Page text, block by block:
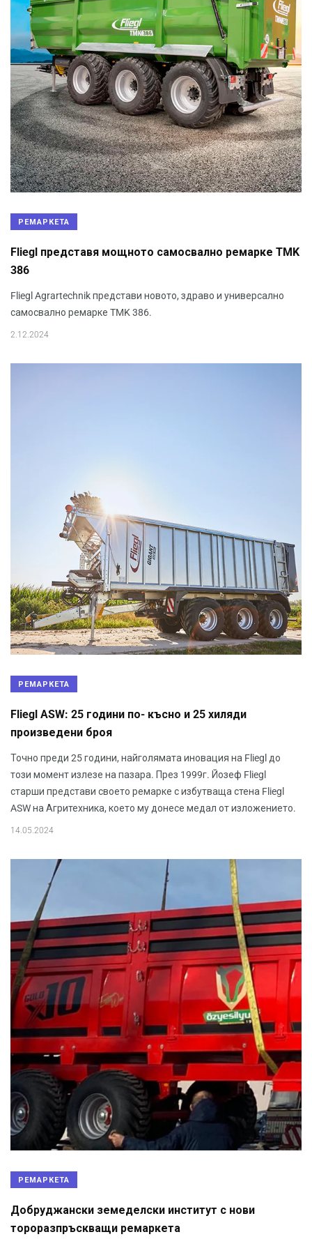
РЕМАРКЕТА
Fliegl представя мощното самосвално ремарке TMK
386
Fliegl Agrartechnik представи новото, здраво и универсално
самосвално ремарке TMK 386.
2.12.2024
РЕМАРКЕТА
Fliegl ASW: 25 години по- късно и 25 хиляди
произведени броя
Точно преди 25 години, найголямата иновация на Fliegl до
този момент излезе на пазара. През 1999г. Йозеф Fliegl
старши представи своето ремарке с избутваща стена Fliegl
ASW на Агритехника, което му донесе медал от изложението.
14.05.2024
РЕМАРКЕТА
Добруджански земеделски институт с нови
тороразпръскващи ремаркета